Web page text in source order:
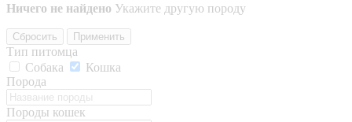
Ничего не найдено Укажите другую породу
Сбросить Применить
Тип питомца
Собака
Кошка
Порода
Породы кошек